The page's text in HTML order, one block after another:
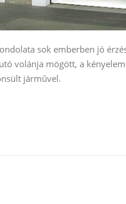
sok emberben jó
volánja mögött, a
járművel.